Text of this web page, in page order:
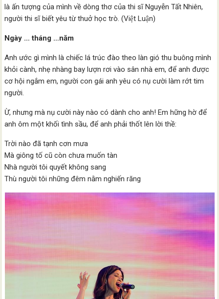
là ấn tượng của mình về dòng thơ của thi sĩ Nguyễn Tất Nhiên,
người thi sĩ biết yêu từ thuở học trò. (Việt Luận)
Ngày … tháng …năm
Anh ước gì mình là chiếc lá trúc đào theo làn gió thu buông mình
khỏi cành, nhẹ nhàng bay lượn rơi vào sân nhà em, để anh được
cơ hội ngắm em, người con gái anh yêu có nụ cười làm rớt tim
người.
Ừ, nhưng mà nụ cười này nào có dành cho anh! Em hững hờ để
anh ôm một khối tình sầu, để anh phải thốt lên lời thề:
Trời nào đã tạnh cơn mưa
Mà giông tố cũ còn chưa muốn tàn
Nhà người tôi quyết không sang
Thù người tôi những đêm nằm nghiến răng